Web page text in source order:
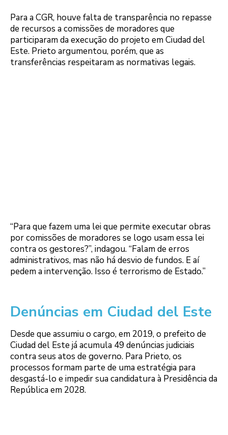
Para a CGR, houve falta de transparência no repasse
de recursos a comissões de moradores que
participaram da execução do projeto em Ciudad del
Este. Prieto argumentou, porém, que as
transferências respeitaram as normativas legais.
“Para que fazem uma lei que permite executar obras
por comissões de moradores se logo usam essa lei
contra os gestores?”, indagou. “Falam de erros
administrativos, mas não há desvio de fundos. E aí
pedem a intervenção. Isso é terrorismo de Estado.”
Denúncias em Ciudad del Este
Desde que assumiu o cargo, em 2019, o prefeito de
Ciudad del Este já acumula 49 denúncias judiciais
contra seus atos de governo. Para Prieto, os
processos formam parte de uma estratégia para
desgastá-lo e impedir sua candidatura à Presidência da
República em 2028.